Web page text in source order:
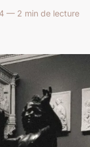
— 2 min de lecture